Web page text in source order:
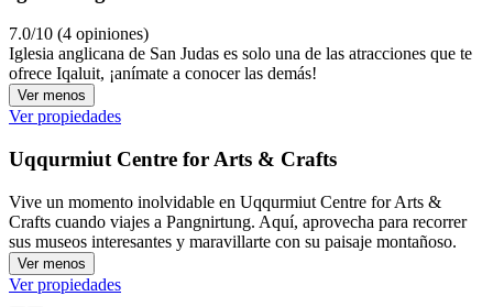
7.0/10 (4 opiniones)
Iglesia anglicana de San Judas es solo una de las atracciones que te
ofrece Iqaluit, ¡anímate a conocer las demás!
Ver menos
Ver propiedades
Uqqurmiut Centre for Arts & Crafts
Vive un momento inolvidable en Uqqurmiut Centre for Arts &
Crafts cuando viajes a Pangnirtung. Aquí, aprovecha para recorrer
sus museos interesantes y maravillarte con su paisaje montañoso.
Ver menos
Ver propiedades